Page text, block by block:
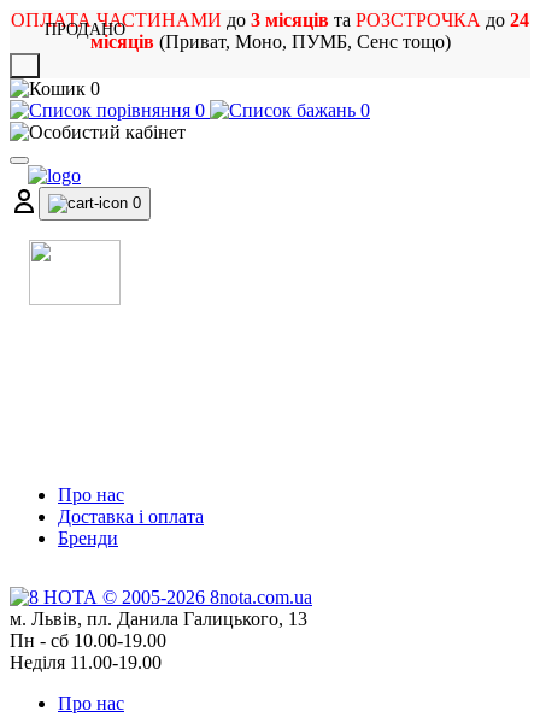
ОПЛАТА ЧАСТИНАМИ до 3 місяців та РОЗСТРОЧКА до 24
місяців(Приват, Моно, ПУМБ, Сенс тощо)
0
0
0
0
Про нас
Доставка і оплата
Бренди
м. Львів, пл. Данила Галицького, 13
Пн - сб 10.00-19.00
Неділя 11.00-19.00
Про нас
ПРОДАНО